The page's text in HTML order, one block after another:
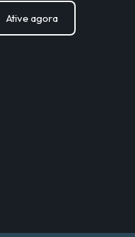
Ative agora